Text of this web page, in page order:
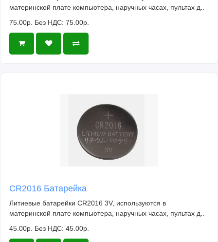
материнской плате компьютера, наручных часах, пультах д..
75.00р. Без НДС: 75.00р.
CR2016 Батарейка
Литиевые батарейки CR2016 3V, используются в
материнской плате компьютера, наручных часах, пультах д..
45.00р. Без НДС: 45.00р.